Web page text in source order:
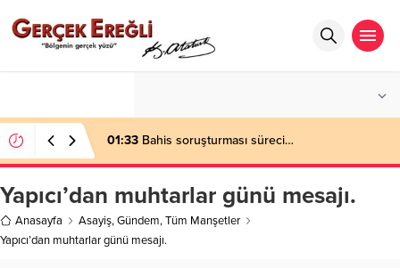
01:33 Bahis soruşturması süreci…
Yapıcı’dan muhtarlar günü mesajı.
Anasayfa Asayiş,Gündem,Tüm Manşetler
Yapıcı’dan muhtarlar günü mesajı.